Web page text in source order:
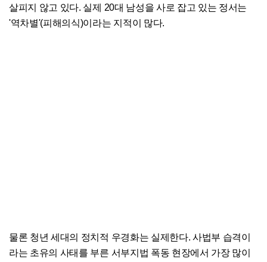
살피지 않고 있다. 실제 20대 남성을 사로 잡고 있는 정서는
'역차별'(피해의식)이라는 지적이 많다.
물론 청년 세대의 정치적 우경화는 실제한다. 사법부 습격이
라는 초유의 사태를 부른 서부지법 폭동 현장에서 가장 많이